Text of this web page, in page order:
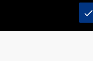
tashkil etish" AJ. Barcha
check